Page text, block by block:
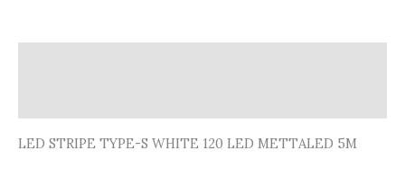
LED STRIPE TYPE-S WHITE 120 LED METTALED 5M